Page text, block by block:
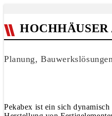
Planung,
Pekabex ist ein sich